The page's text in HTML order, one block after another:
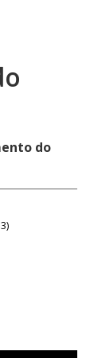
do
)